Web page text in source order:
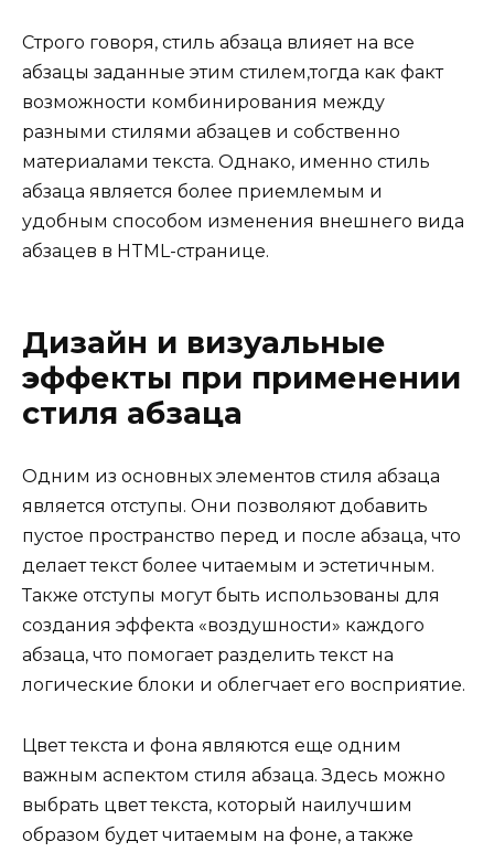
Строго говоря, стиль абзаца влияет на все
абзацы заданные этим стилем,тогда как факт
возможности комбинирования между
разными стилями абзацев и собственно
материалами текста. Однако, именно стиль
абзаца является более приемлемым и
удобным способом изменения внешнего вида
абзацев в HTML-странице.
Дизайн и визуальные
эффекты при применении
стиля абзаца
Одним из основных элементов стиля абзаца
является отступы. Они позволяют добавить
пустое пространство перед и после абзаца, что
делает текст более читаемым и эстетичным.
Также отступы могут быть использованы для
создания эффекта «воздушности» каждого
абзаца, что помогает разделить текст на
логические блоки и облегчает его восприятие.
Цвет текста и фона являются еще одним
важным аспектом стиля абзаца. Здесь можно
выбрать цвет текста, который наилучшим
образом будет читаемым на фоне, а также